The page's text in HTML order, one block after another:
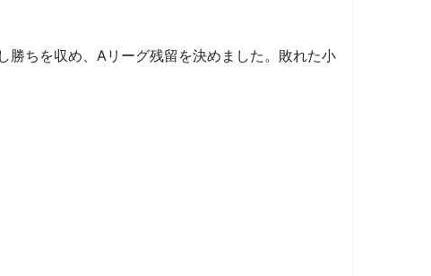
ちを収め、Aリーグ残留を決めました。敗れた小